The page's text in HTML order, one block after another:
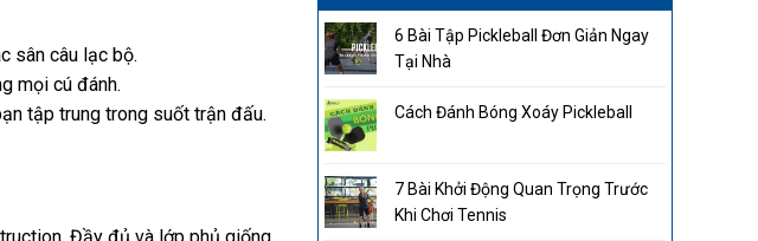
6 Bài Tập Pickleball Đơn Giản Ngay
Tại Nhà
Cách Đánh Bóng Xoáy Pickleball
7 Bài Khởi Động Quan Trọng Trước
Khi Chơi Tennis
sân câu lạc bộ.
mọi cú đánh.
tập trung trong suốt trận đấu.